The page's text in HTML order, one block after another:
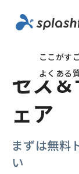
ここがす
よくある
最高
セス
ェア
まずは無料
い